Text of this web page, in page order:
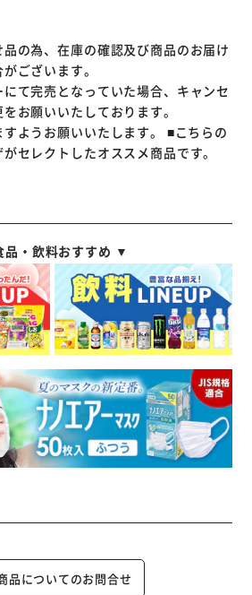
いて◆
スライト』という特殊樹脂素材を型
されており、その素材および製造工
イズであっても個体差がある場合が
ラップが短い場合が御座いますが、
。 ストラップを左右に引っ張って
することが出来ます。
とはできなくなりますので、予めご
の為、在庫の確認及び商品のお届け
ございます。
て完売となっていた場合、キャンセ
お願いいたしております。
ようお願いいたします。 ■こちらの
セレクトしたオススメ商品です。
品・飲料おすすめ ▼
品についてのお問合せ